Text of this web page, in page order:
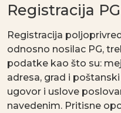
Registracija PG
Registracija
odnosno nosilac PG,
podatke kao što su:
adresa, grad i
ugovor i uslove
navedenim. Pritisne